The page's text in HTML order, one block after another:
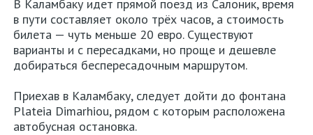
В Каламбаку идет прямой поезд из Салоник, время
в пути составляет около трёх часов, а стоимость
билета — чуть меньше 20 евро. Существуют
варианты и с пересадками, но проще и дешевле
добираться беспересадочным маршрутом.
Приехав в Каламбаку, следует дойти до фонтана
Plateia Dimarhiou, рядом с которым расположена
автобусная остановка.